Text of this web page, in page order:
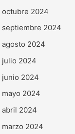
octubre 2024
septiembre 2024
agosto 2024
julio 2024
junio 2024
mayo 2024
abril 2024
marzo 2024